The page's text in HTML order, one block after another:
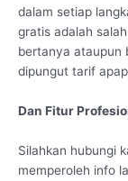
dalam setiap
gratis adalah
bertanya ataupun
dipungut tarif
Dan Fitur
Silahkan hubungi
memperoleh info